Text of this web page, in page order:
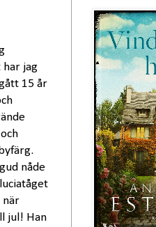
har jag
15 år
nåde
när
jul! Han